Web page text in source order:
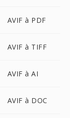
AVIF à PDF
AVIF à TIFF
AVIF à AI
AVIF à DOC